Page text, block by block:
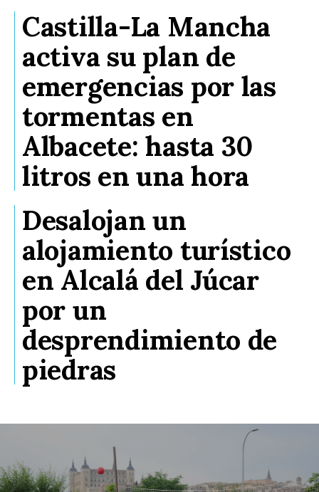
Castilla-La Mancha
activa su plan de
emergencias por las
tormentas en
Albacete: hasta 30
litros en una hora
Desalojan un
alojamiento turístico
en Alcalá del Júcar
por un
desprendimiento de
piedras